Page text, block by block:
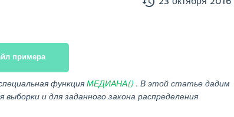
примера
функция МЕДИАНА() . В этой статье дадим
и для заданного закона распределения